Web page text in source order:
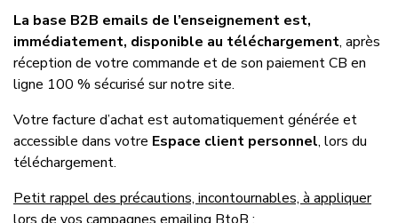
La base B2B emails de l’enseignement est,
immédiatement, disponible au téléchargement, après
réception de votre commande et de son paiement CB en
ligne 100 % sécurisé sur notre site.
Votre facture d’achat est automatiquement générée et
accessible dans votre Espace client personnel, lors du
téléchargement.
Petit rappel des précautions, incontournables, à appliquer